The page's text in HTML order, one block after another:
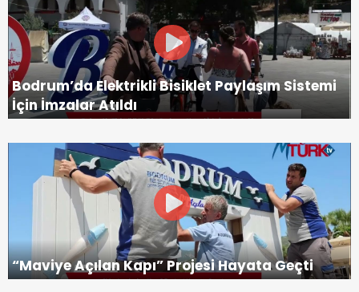
Bodrum’da Elektrikli Bisiklet Paylaşım Sistemi
İçin İmzalar Atıldı
“Maviye Açılan Kapı” Projesi Hayata Geçti